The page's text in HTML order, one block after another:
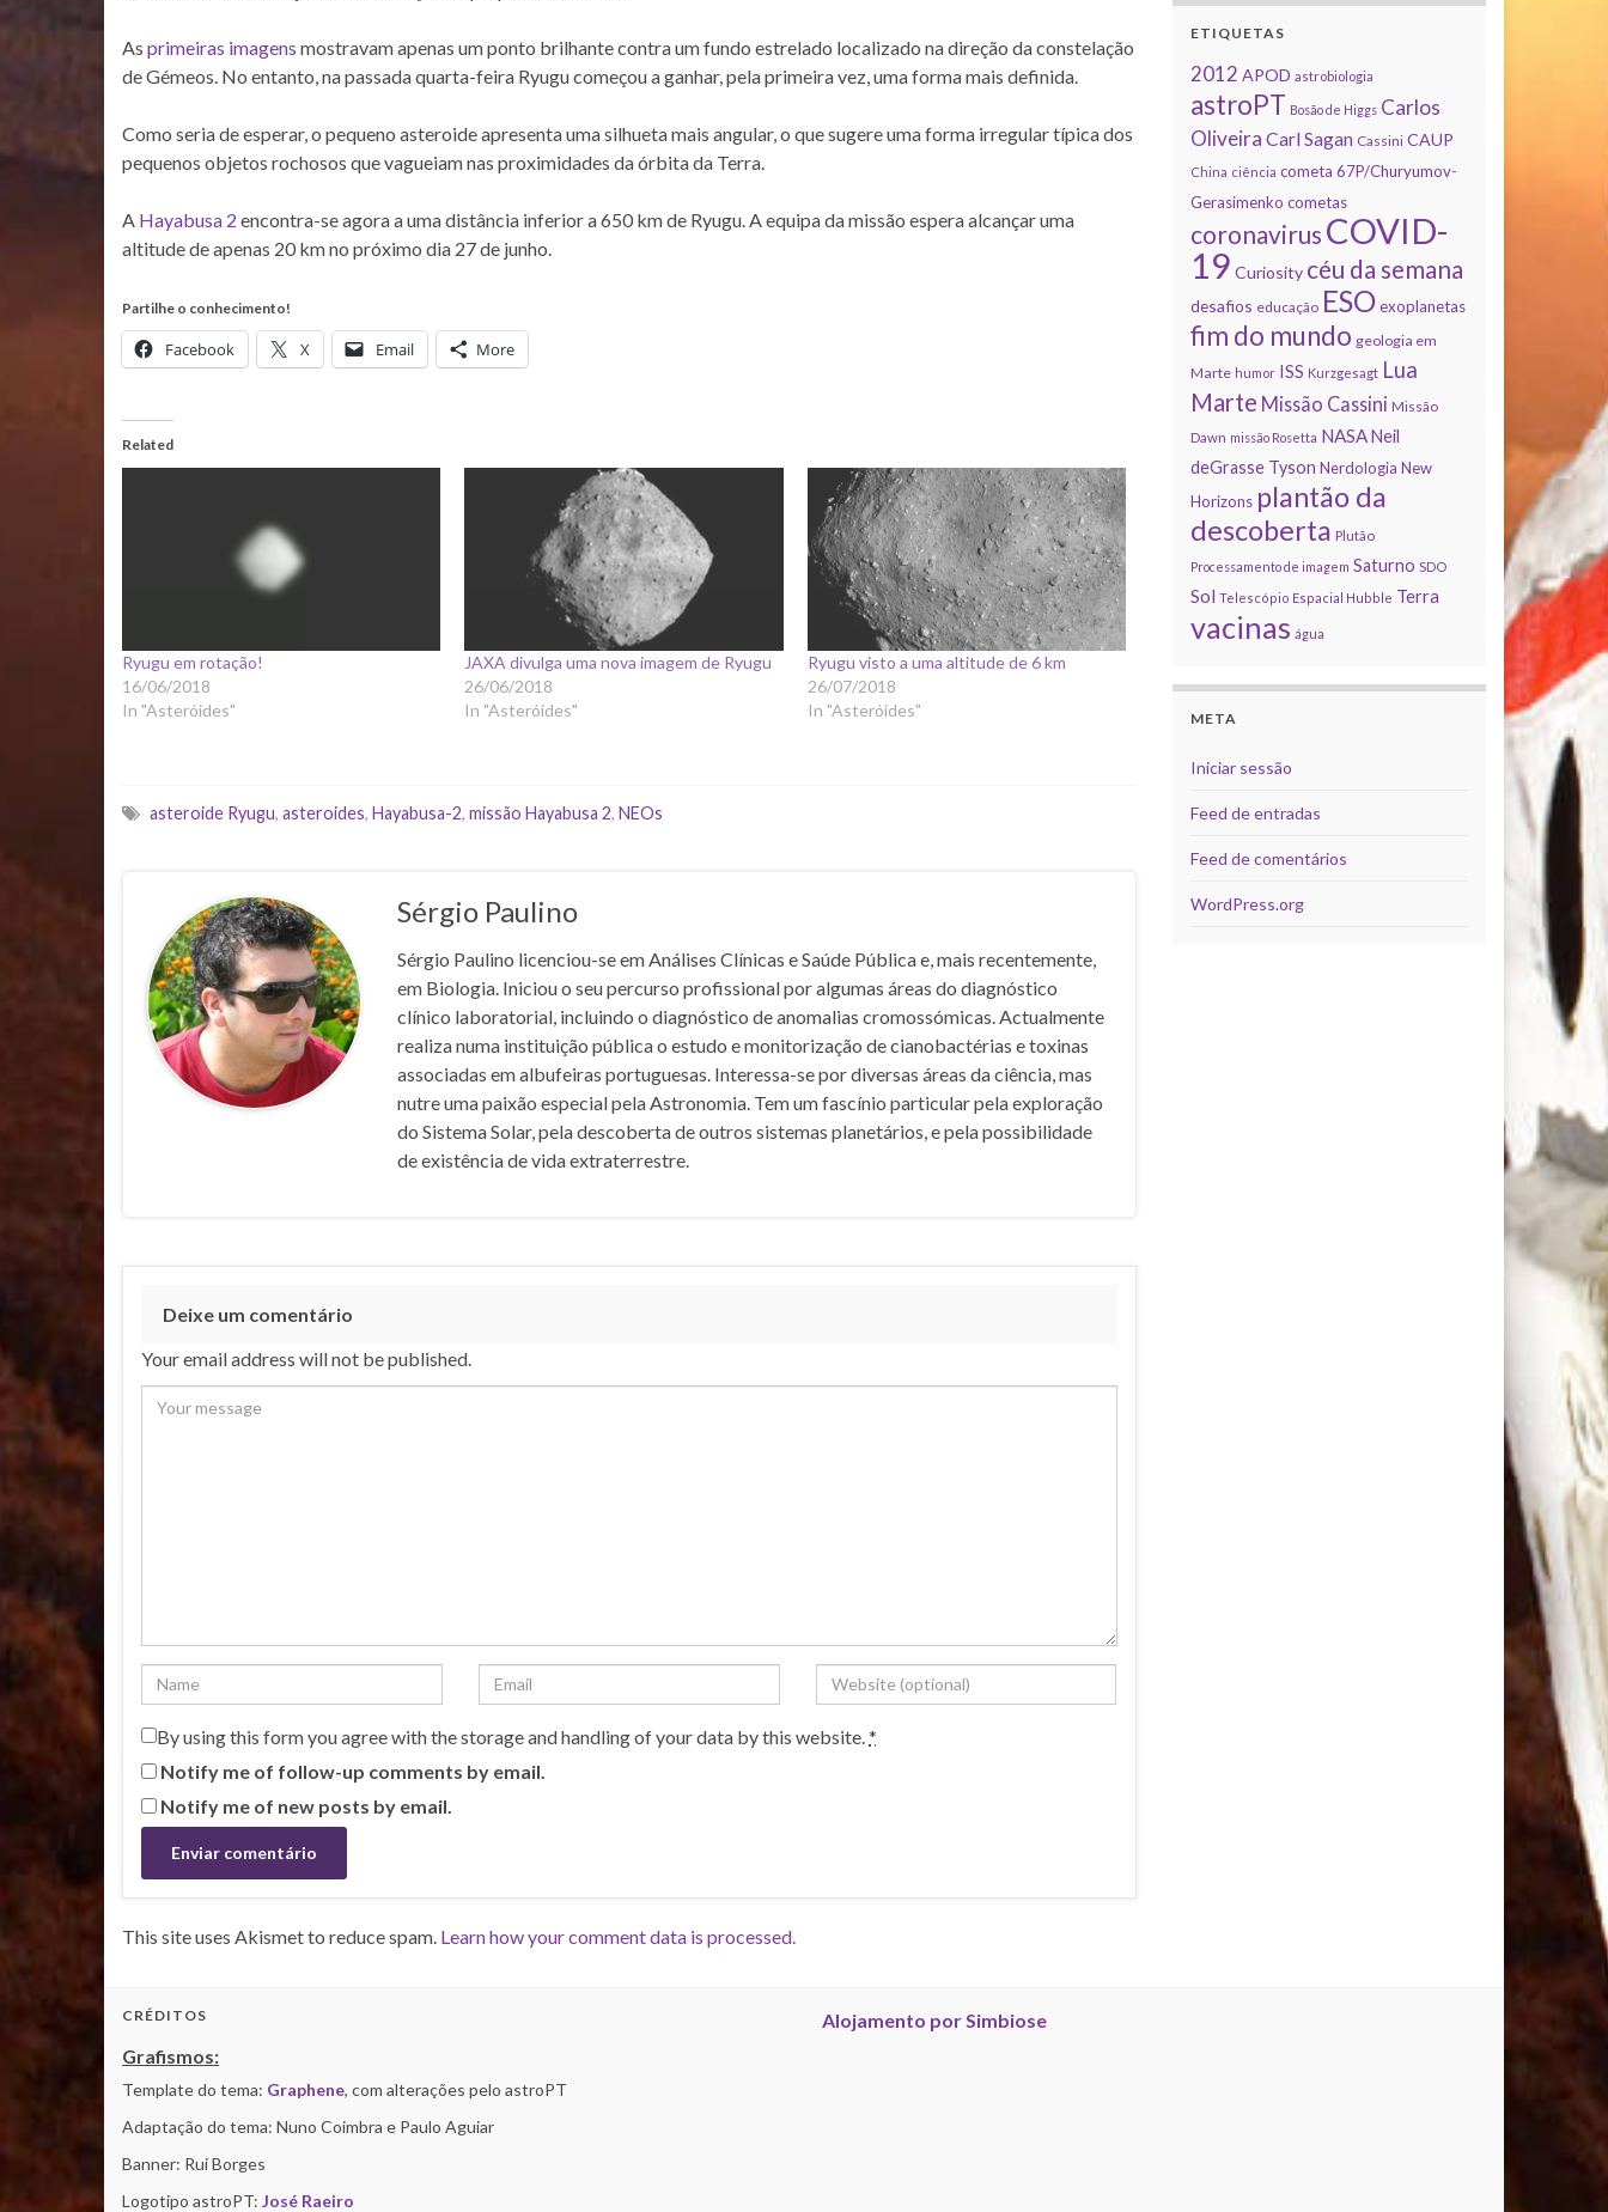
As primeiras imagens mostravam apenas um ponto brilhante contra um fundo estrelado localizado na direção da constelação
de Gémeos. No entanto, na passada quarta-feira Ryugu começou a ganhar, pela primeira vez, uma forma mais definida.
Como seria de esperar, o pequeno asteroide apresenta uma silhueta mais angular, o que sugere uma forma irregular típica dos
pequenos objetos rochosos que vagueiam nas proximidades da órbita da Terra.
A Hayabusa 2 encontra-se agora a uma distância inferior a 650 km de Ryugu. A equipa da missão espera alcançar uma
altitude de apenas 20 km no próximo dia 27 de junho.
Partilhe o conhecimento!
Facebook X Email More
Related
Ryugu em rotação!
16/06/2018
In "Asteróides"
JAXA divulga uma nova imagem de Ryugu
26/06/2018
In "Asteróides"
Ryugu visto a uma altitude de 6 km
26/07/2018
In "Asteróides"
asteroide Ryugu, asteroides, Hayabusa-2, missão Hayabusa 2, NEOs
Sérgio Paulino
Sérgio Paulino licenciou-se em Análises Clínicas e Saúde Pública e, mais recentemente,
em Biologia. Iniciou o seu percurso profissional por algumas áreas do diagnóstico
clínico laboratorial, incluindo o diagnóstico de anomalias cromossómicas. Actualmente
realiza numa instituição pública o estudo e monitorização de cianobactérias e toxinas
associadas em albufeiras portuguesas. Interessa-se por diversas áreas da ciência, mas
nutre uma paixão especial pela Astronomia. Tem um fascínio particular pela exploração
do Sistema Solar, pela descoberta de outros sistemas planetários, e pela possibilidade
de existência de vida extraterrestre.
Deixe um comentário
Your email address will not be published.
By using this form you agree with the storage and handling of your data by this website. *
Notify me of follow-up comments by email.
Notify me of new posts by email.
This site uses Akismet to reduce spam. Learn how your comment data is processed.
ETIQUETAS
2012 APOD astrobiologia
astroPT Bosão de Higgs Carlos
Oliveira Carl Sagan Cassini CAUP
China ciência cometa 67P/Churyumov-
Gerasimenko cometas
coronavirus COVID-
19 Curiosity céu da semana
desafios educação ESO exoplanetas
fim do mundo geologia em
Marte humor ISS Kurzgesagt Lua
Marte Missão Cassini Missão
Dawn missão Rosetta NASA Neil
deGrasse Tyson Nerdologia New
Horizons plantão da
descoberta Plutão
Processamento de imagem Saturno SDO
Sol Telescópio Espacial Hubble Terra
vacinas água
META
Iniciar sessão
Feed de entradas
Feed de comentários
WordPress.org
CRÉDITOS
Grafismos:
Template do tema: Graphene, com alterações pelo astroPT
Adaptação do tema: Nuno Coimbra e Paulo Aguiar
Banner: Rui Borges
Logotipo astroPT: José Raeiro
Alojamento por Simbiose